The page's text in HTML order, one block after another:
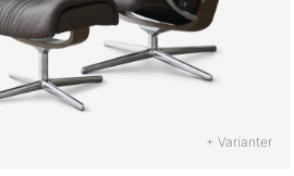
+ Varianter